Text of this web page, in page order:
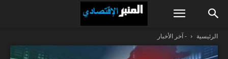
الرئيسية - آخر الأخبار